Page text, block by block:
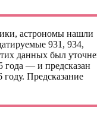
астрономы нашли
931, 934,
данных был
— и предсказан
Предсказание